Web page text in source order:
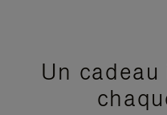
Un